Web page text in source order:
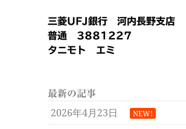
三菱UFJ銀行 河内長野支店
普通 3881227
タニモト エミ
最新の記事
2026年4月23日 NEW!